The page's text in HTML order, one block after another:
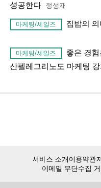
성공한다
정성재
마케팅/세일즈 집밥의
마케팅/세일즈
좋은 경
산펠레그리노도 마케팅
서비스 소개이용약관
이메일 무단수집